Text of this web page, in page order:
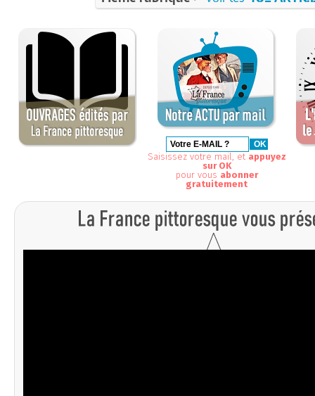
Saisissez votre mail, et appuyez
sur OK
pour vous abonner
gratuitement